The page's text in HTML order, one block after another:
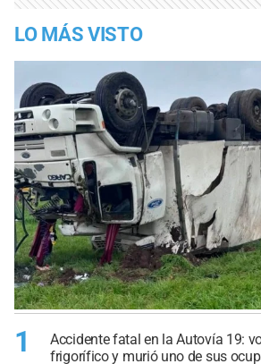
LO MÁS VISTO
1
Accidente fatal en la Autovía 19:
frigorífico y murió uno de sus